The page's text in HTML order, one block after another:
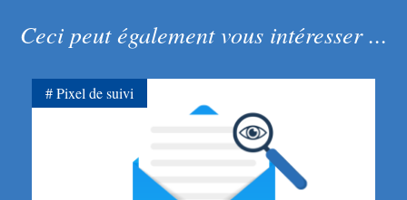
Ceci peut également vous intéresser ...
Pixel de suivi